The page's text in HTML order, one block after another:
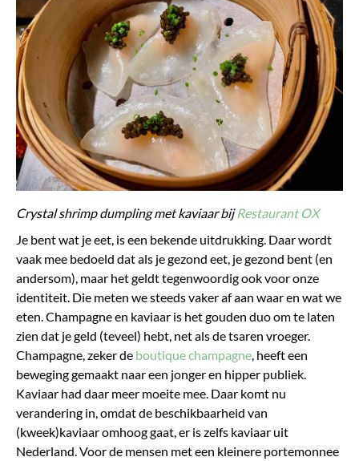
Crystal shrimp dumpling met kaviaar bijRestaurant OX
Je bent wat je eet, is een bekende uitdrukking. Daar wordt
vaak mee bedoeld dat als je gezond eet, je gezond bent (en
andersom), maar het geldt tegenwoordig ook voor onze
identiteit. Die meten we steeds vaker af aan waar en wat we
eten. Champagne en kaviaar is het gouden duo om te laten
zien dat je geld (teveel) hebt, net als de tsaren vroeger.
Champagne, zeker de boutique champagne , heeft een
beweging gemaakt naar een jonger en hipper publiek.
Kaviaar had daar meer moeite mee. Daar komt nu
verandering in, omdat de beschikbaarheid van
(kweek)kaviaar omhoog gaat, er is zelfs kaviaar uit
Nederland. Voor de mensen met een kleinere portemonnee